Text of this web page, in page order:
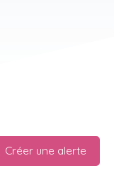
Créer une alerte